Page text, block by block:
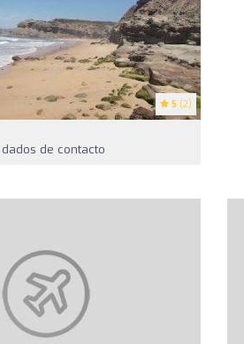
5 (2)
de contacto